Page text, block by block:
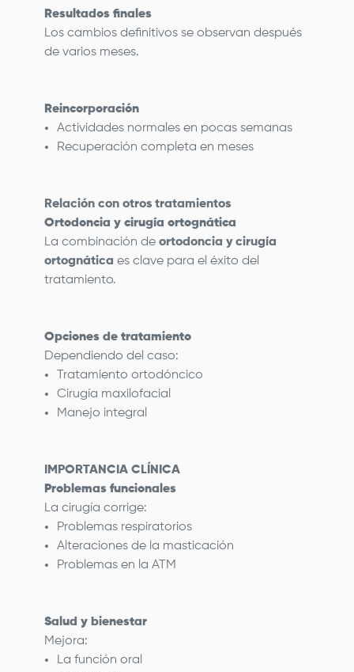
Resultados finales
Los cambios definitivos se observan después
de varios meses.
Reincorporación
Actividades normales en pocas semanas
Recuperación completa en meses
Relación con otros tratamientos
Ortodoncia y cirugía ortognática
La combinación de ortodoncia y cirugía
ortognática es clave para el éxito del
tratamiento.
Opciones de tratamiento
Dependiendo del caso:
Tratamiento ortodóncico
Cirugía maxilofacial
Manejo integral
IMPORTANCIA CLÍNICA
Problemas funcionales
La cirugía corrige:
Problemas respiratorios
Alteraciones de la masticación
Problemas en la ATM
Salud y bienestar
Mejora:
La función oral